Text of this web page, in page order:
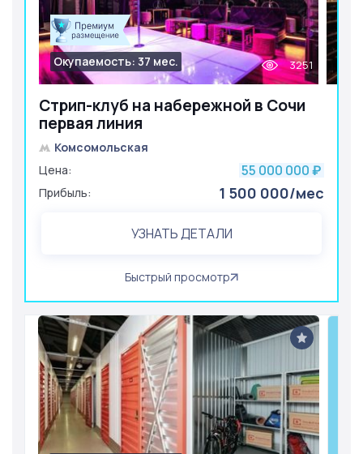
Стрип-клуб на набережной в Сочи
первая линия
Окупаемость: 37 мес. 3251
Комсомольская
Цена:
55 000 000 ₽
Прибыль: 1 500 000/мес
УЗНАТЬ ДЕТАЛИ
Быстрый просмотр